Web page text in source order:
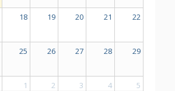
18 19 20 21 22
25 26 27 28 29
1 2 3 4 5